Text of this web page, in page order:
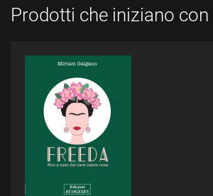
Prodotti che iniziano con